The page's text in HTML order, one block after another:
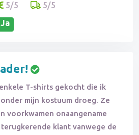
5/5
5/5
Ja
T-shirts gekocht die ik
mijn kostuum droeg. Ze
voorkwamen onaangename
klant vanwege de